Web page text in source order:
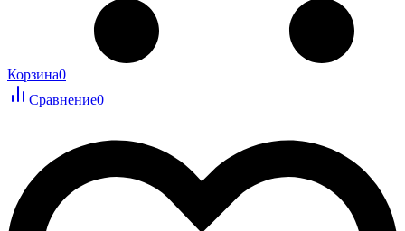
Корзина0
Сравнение0